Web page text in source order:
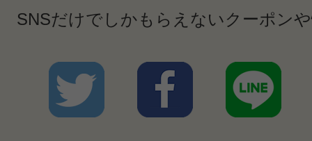
SNSだけでしかもらえないクーポン